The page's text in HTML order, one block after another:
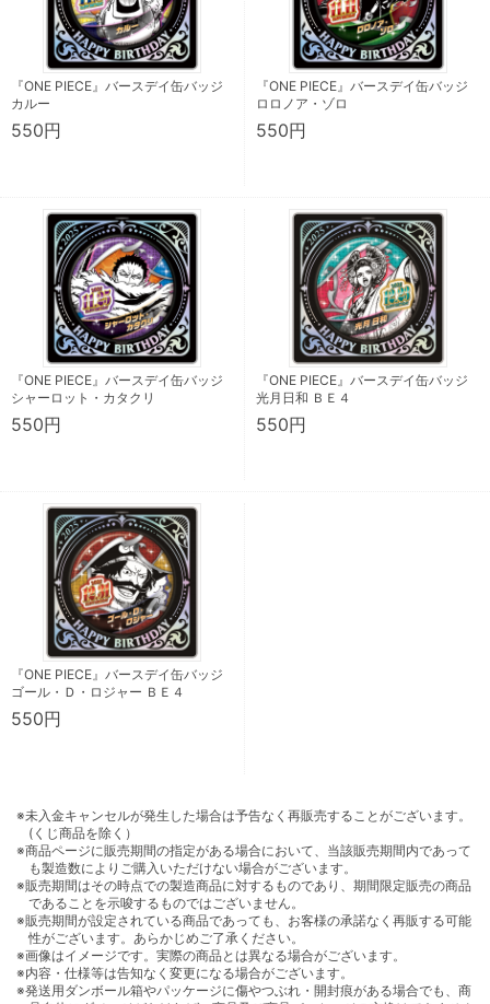
『ONE PIECE』バースデイ缶バッジ
カルー
550円
『ONE PIECE』バースデイ缶バッジ
ロロノア・ゾロ
550円
『ONE PIECE』バースデイ缶バッジ
シャーロット・カタクリ
550円
『ONE PIECE』バースデイ缶バッジ
光月日和 ＢＥ４
550円
『ONE PIECE』バースデイ缶バッジ
ゴール・Ｄ・ロジャー ＢＥ４
550円
※未入金キャンセルが発生した場合は予告なく再販売することがございます。
(くじ商品を除く）
※商品ページに販売期間の指定がある場合において、当該販売期間内であって
も製造数によりご購入いただけない場合がございます。
※販売期間はその時点での製造商品に対するものであり、期間限定販売の商品
であることを示唆するものではございません。
※販売期間が設定されている商品であっても、お客様の承諾なく再販する可能
性がございます。あらかじめご了承ください。
※画像はイメージです。実際の商品とは異なる場合がございます。
※内容・仕様等は告知なく変更になる場合がございます。
※発送用ダンボール箱やパッケージに傷やつぶれ・開封痕がある場合でも、商